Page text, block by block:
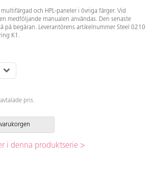
multifärgad och HPL-paneler i övriga färger. Vid
medföljande manualen användas. Den senaste
på begäran. Leverantörens artikelnummer Steel 0210
K1.
pris.
i denna produktserie >